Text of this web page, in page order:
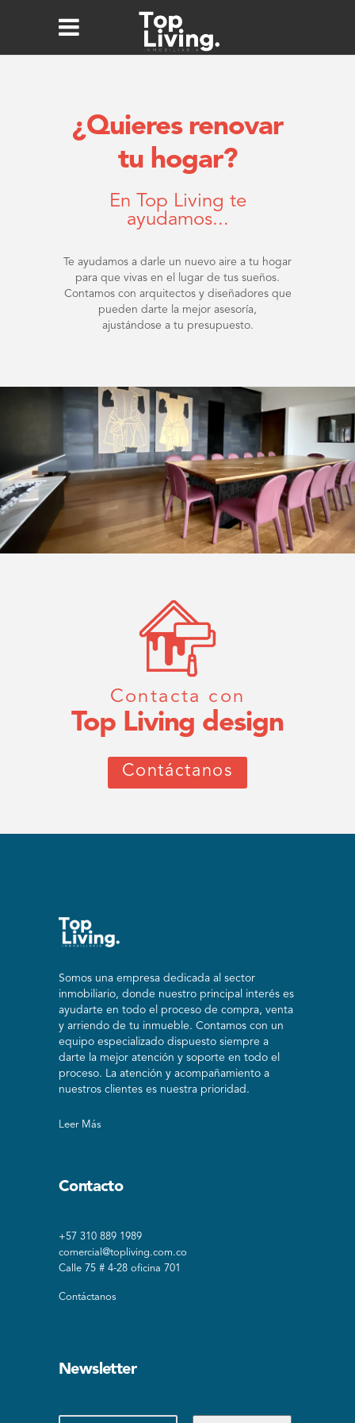
¿Quieres renovar
tu hogar?
En Top Living te
ayudamos...
Te ayudamos a darle un nuevo aire a tu hogar
para que vivas en el lugar de tus sueños.
Contamos con arquitectos y diseñadores que
pueden darte la mejor asesoría,
ajustándose a tu presupuesto.
Contacta con
Top Living design
Contáctanos
Somos una empresa dedicada al sector
inmobiliario, donde nuestro principal interés es
ayudarte en todo el proceso de compra, venta
y arriendo de tu inmueble. Contamos con un
equipo especializado dispuesto siempre a
darte la mejor atención y soporte en todo el
proceso. La atención y acompañamiento a
nuestros clientes es nuestra prioridad.
Leer Más
Contacto
+57 310 889 1989
comercial@topliving.com.co
Calle 75 # 4-28 oficina 701
Contáctanos
Newsletter